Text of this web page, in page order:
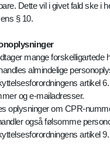
Dette vil i givet fald ske i
§ 10.
mange forskelligartede
almindelige
artikel
og e-mailadresser.
oplysninger om CPR-
også følsomme
artikel